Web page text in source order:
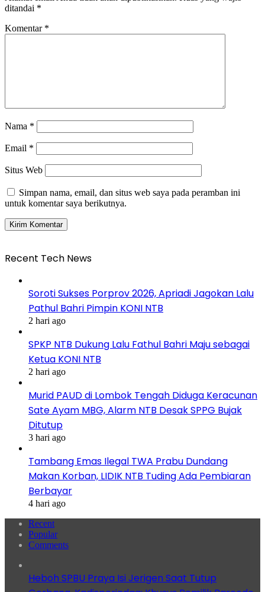
ditandai *
Komentar *
Nama *
Email *
Situs Web
Simpan nama, email, dan situs web saya pada peramban ini
untuk komentar saya berikutnya.
Recent Tech News
Soroti Sukses Porprov 2026, Apriadi Jagokan Lalu
Pathul Bahri Pimpin KONI NTB
2 hari ago
SPKP NTB Dukung Lalu Fathul Bahri Maju sebagai
Ketua KONI NTB
2 hari ago
Murid PAUD di Lombok Tengah Diduga Keracunan
Sate Ayam MBG, Alarm NTB Desak SPPG Bujak
Ditutup
3 hari ago
Tambang Emas Ilegal TWA Prabu Dundang
Makan Korban, LIDIK NTB Tuding Ada Pembiaran
Berbayar
4 hari ago
Recent
Popular
Comments
Heboh SPBU Praya Isi Jerigen Saat Tutup